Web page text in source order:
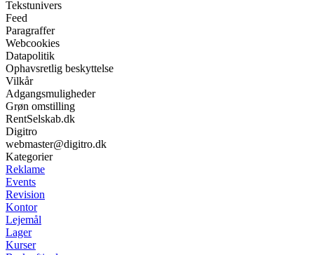
Tekstunivers
Feed
Paragraffer
Webcookies
Datapolitik
Ophavsretlig beskyttelse
Vilkår
Adgangsmuligheder
Grøn omstilling
RentSelskab.dk
Digitro
webmaster@digitro.dk
Kategorier
Reklame
Events
Revision
Kontor
Lejemål
Lager
Kurser